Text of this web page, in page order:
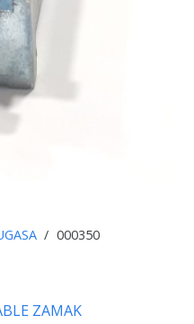
/ 000350
ZAMAK